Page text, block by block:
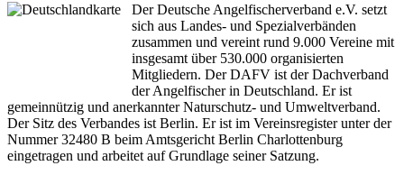
Der Deutsche Angelfischerverband e.V. setzt
sich aus Landes- und Spezialverbänden
zusammen und vereint rund 9.000 Vereine mit
insgesamt über 530.000 organisierten
Mitgliedern. Der DAFV ist der Dachverband
der Angelfischer in Deutschland. Er ist
gemeinnützig und anerkannter Naturschutz- und Umweltverband.
Der Sitz des Verbandes ist Berlin. Er ist im Vereinsregister unter der
Nummer 32480 B beim Amtsgericht Berlin Charlottenburg
eingetragen und arbeitet auf Grundlage seiner Satzung.